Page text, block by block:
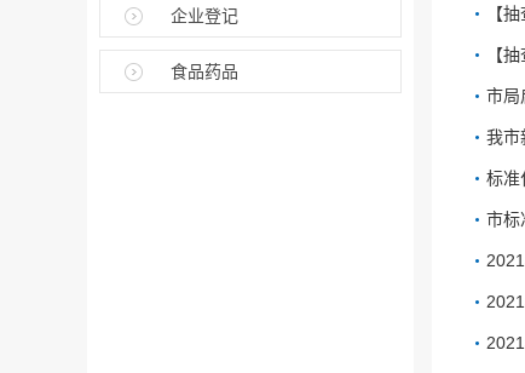
企业登记
食品药品
【
【
市局
我市
标准
市标